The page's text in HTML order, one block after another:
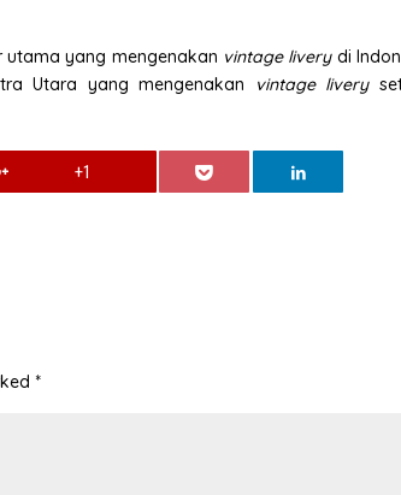
utama yang mengenakan vintage liverydi
Utara yang mengenakan
vintage livery
+1
*